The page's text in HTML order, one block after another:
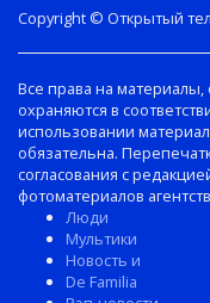
Все права на
охраняются в
использовании
обязательна.
согласования с
фотоматериалов
Люди
Мультики
Новость и
De Familia